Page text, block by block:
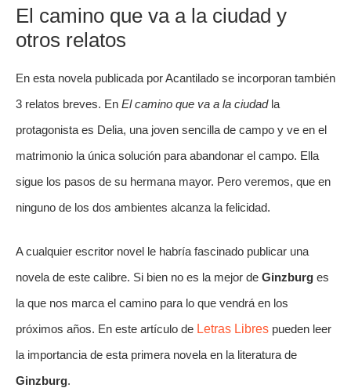
El camino que va a la ciudad y
otros relatos
En esta novela publicada por Acantilado se incorporan también
3 relatos breves. En El camino que va a la ciudad la
protagonista es Delia, una joven sencilla de campo y ve en el
matrimonio la única solución para abandonar el campo. Ella
sigue los pasos de su hermana mayor. Pero veremos, que en
ninguno de los dos ambientes alcanza la felicidad.
A cualquier escritor novel le habría fascinado publicar una
novela de este calibre. Si bien no es la mejor de Ginzburg es
la que nos marca el camino para lo que vendrá en los
próximos años. En este artículo de Letras Libres pueden leer
Ginzburg.